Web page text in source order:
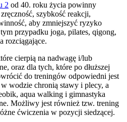
2 od 40. roku życia powinny
szybkość reakcji,
aby zmniejszyć ryzyko
przypadku joga, pilates, qigong,
rozciągające.
cierpią na nadwagę i/lub
oraz dla tych, które po dłuższej
do treningów odpowiedni jest
wodzie chronią stawy i plecy, a
aqua walking i gimnastyka
Możliwy jest również tzw. trening
ćwiczenia w pozycji siedzącej.